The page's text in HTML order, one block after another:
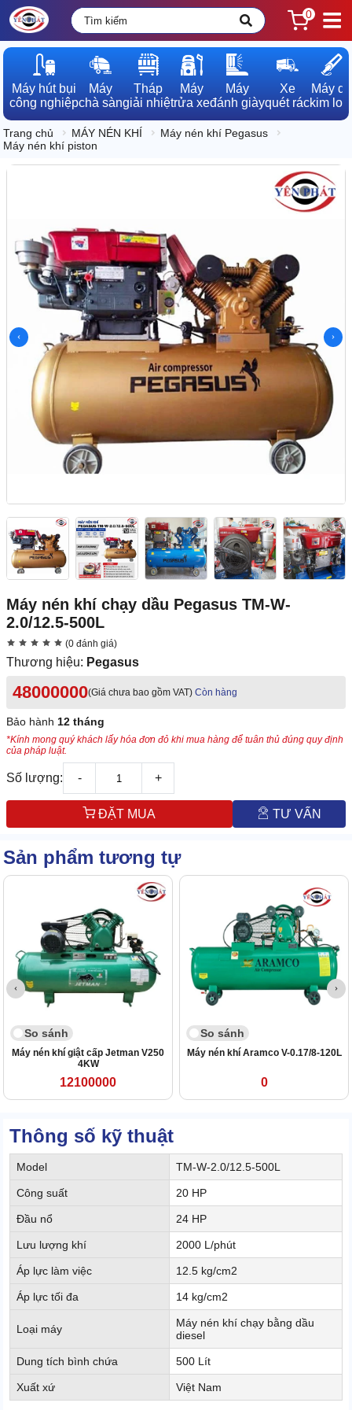
0
Máy hút bụi
công nghiệp
Máy
chà sàn
Tháp
giải nhiệt
Máy
rửa xe
Máy
đánh giày
Xe
quét rác
Máy dò
kim loại
Trang chủ MÁY NÉN KHÍ
Máy nén khí Pegasus
Máy nén khí piston
Máy nén khí chạy dầu Pegasus TM-W-
2.0/12.5-500L
(0 đánh giá)
Thương hiệu: Pegasus
48000000(Giá chưa bao gồm VAT) Còn hàng
Bảo hành 12 tháng
*Kính mong quý khách lấy hóa đơn đỏ khi mua hàng để tuân thủ đúng quy định
của pháp luật.
Số lượng: - +
ĐẶT MUA TƯ VẤN
Sản phẩm tương tự
So sánh
Máy nén khí giật cấp Jetman V250
4KW
12100000
So sánh
Máy nén khí Aramco V-0.17/8-120L
0
Thông số kỹ thuật
Model TM-W-2.0/12.5-500L
Công suất 20 HP
Đầu nổ 24 HP
Lưu lượng khí 2000 L/phút
Áp lực làm việc 12.5 kg/cm2
Áp lực tối đa 14 kg/cm2
Loại máy
Máy nén khí chạy bằng dầu
diesel
Dung tích bình chứa 500 Lít
Xuất xứ Việt Nam